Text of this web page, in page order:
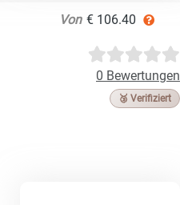
Von € 106.40
0 Bewertungen
🥉 Verifiziert